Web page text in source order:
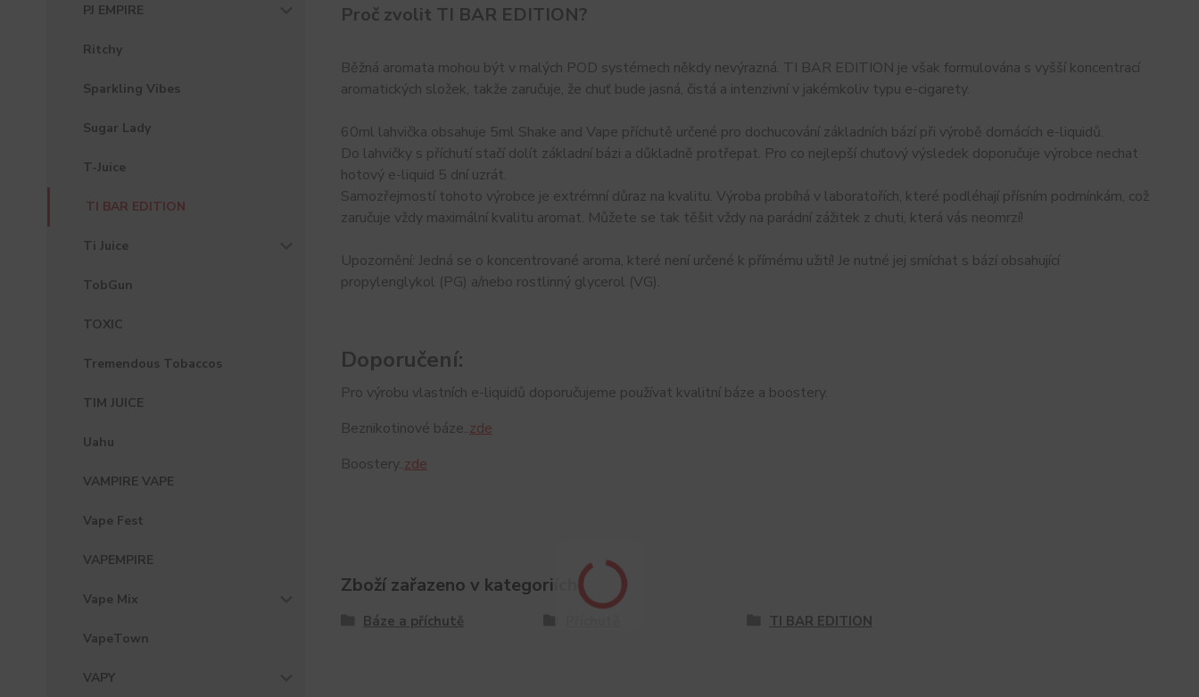
PJ EMPIRE
Ritchy
Sparkling Vibes
Sugar Lady
T-Juice
TI BAR EDITION
Ti Juice
TobGun
TOXIC
Tremendous Tobaccos
TIM JUICE
Uahu
VAMPIRE VAPE
Vape Fest
VAPEMPIRE
Vape Mix
VapeTown
VAPY
Proč zvolit TI BAR EDITION?
Běžná aromata mohou být v malých POD systémech někdy nevýrazná. TI BAR EDITION je však formulována s vyšší koncentrací
aromatických složek, takže zaručuje, že chuť bude jasná, čistá a intenzivní v jakémkoliv typu e-cigarety.
60ml lahvička obsahuje 5ml Shake and Vape příchutě určené pro dochucování základních bází při výrobě domácích e-liquidů.
Do lahvičky s příchutí stačí dolít základní bázi a důkladně protřepat. Pro co nejlepší chuťový výsledek doporučuje výrobce nechat
hotový e-liquid 5 dní uzrát.
Samozřejmostí tohoto výrobce je extrémní důraz na kvalitu. Výroba probíhá v laboratořích, které podléhají přísním podmínkám, což
zaručuje vždy maximální kvalitu aromat. Můžete se tak těšit vždy na parádní zážitek z chuti, která vás neomrzí!
Upozornění: Jedná se o koncentrované aroma, které není určené k přímému užití! Je nutné jej smíchat s bází obsahující
propylenglykol (PG) a/nebo rostlinný glycerol (VG).
Doporučení:
Pro výrobu vlastních e-liquidů doporučujeme používat kvalitní báze a boostery.
Beznikotinové báze..zde
Boostery..zde
Zboží zařazeno v kategoriích
Báze a příchutě TI BAR EDITION